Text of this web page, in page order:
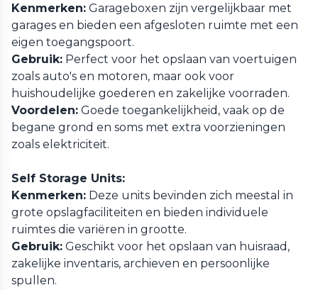
Kenmerken: Garageboxen zijn vergelijkbaar met
garages en bieden een afgesloten ruimte met een
eigen toegangspoort.
Gebruik: Perfect voor het opslaan van voertuigen
zoals auto's en motoren, maar ook voor
huishoudelijke goederen en zakelijke voorraden.
Voordelen: Goede toegankelijkheid, vaak op de
begane grond en soms met extra voorzieningen
zoals elektriciteit.
Self Storage Units:
Kenmerken: Deze units bevinden zich meestal in
grote opslagfaciliteiten en bieden individuele
ruimtes die variëren in grootte.
Gebruik: Geschikt voor het opslaan van huisraad,
zakelijke inventaris, archieven en persoonlijke
spullen.